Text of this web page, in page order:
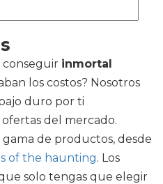
conseguir inmortal
los costos? Nosotros
duro por ti
del mercado.
de productos, desde
of the haunting. Los
solo tengas que elegir